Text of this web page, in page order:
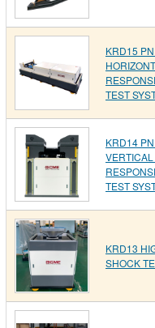
KRD15
TEST
KRD14
TEST
KRD13
SHOCK